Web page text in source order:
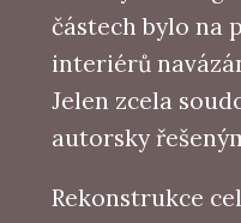
částech bylo na
interiérů
Jelen zcela
autorsky
Rekonstrukce